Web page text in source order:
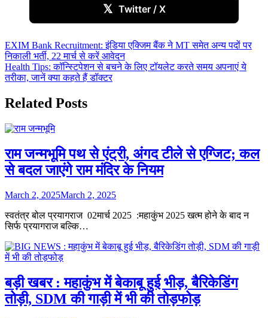
𝕏 Twitter / X
Post
navigation
EXIM Bank Recruitment: इंडिया एक्जिम बैंक ने MT समेत अन्य पदों पर
निकाली भर्ती, 22 मार्च से करें आवेदन
Health Tips: कॉन्स्टिपेशन से बचने के लिए टॉयलेट करते समय अपनाएं ये
तरीका, जानें क्या कहते हैं डॉक्टर
Related Posts
राम जन्मभूमि पथ से एंट्री, अंगद टीले से एग्जिट; कल
से बदल जाएंगे राम मंदिर के नियम
March 2, 2025March 2, 2025
स्वतंत्र बोल प्रयागराज 02मार्च 2025 :महाकुंभ 2025 खत्म होने के बाद न
सिर्फ प्रयागराज बल्कि…
बड़ी खबर : महाकुंभ में बेकाबू हुई भीड़, बैरिकेडिंग
तोड़ी, SDM की गाड़ी में भी की तोड़फोड़